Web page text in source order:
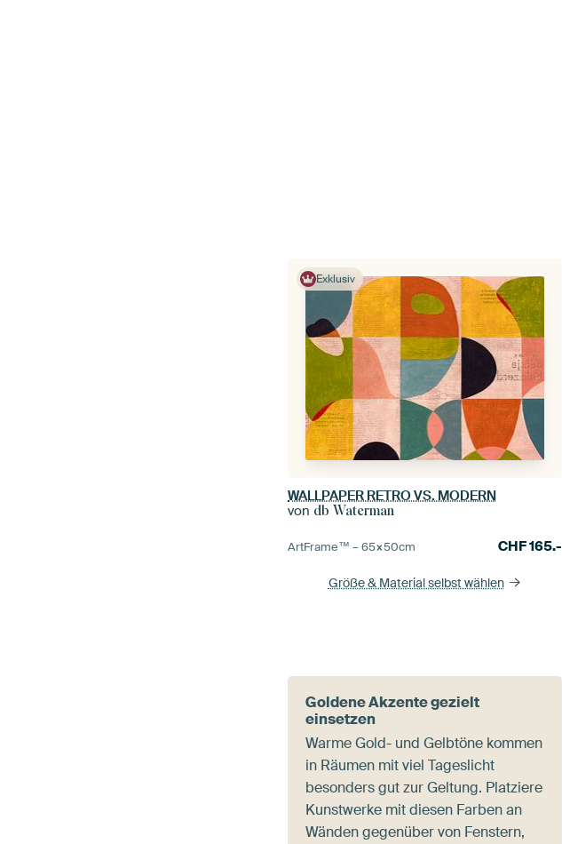
Exklusiv
WALLPAPER RETRO VS. MODERN
von db Waterman
ArtFrame™ –65×50cm CHF165.-
Größe & Material selbst wählen
Goldene Akzente gezielt
einsetzen
Warme Gold- und Gelbtöne kommen
in Räumen mit viel Tageslicht
besonders gut zur Geltung. Platziere
Kunstwerke mit diesen Farben an
Wänden gegenüber von Fenstern,